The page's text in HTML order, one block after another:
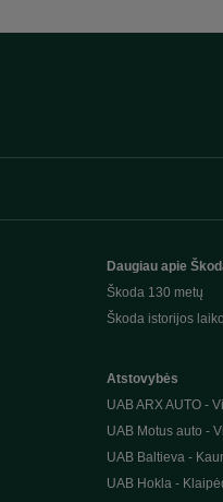
Daugiau apie
Škoda 130 metų
Škoda istorijos
Atstovybės
UAB ARX AUTO -
UAB Motus auto -
UAB Baltieva -
UAB Hokla -